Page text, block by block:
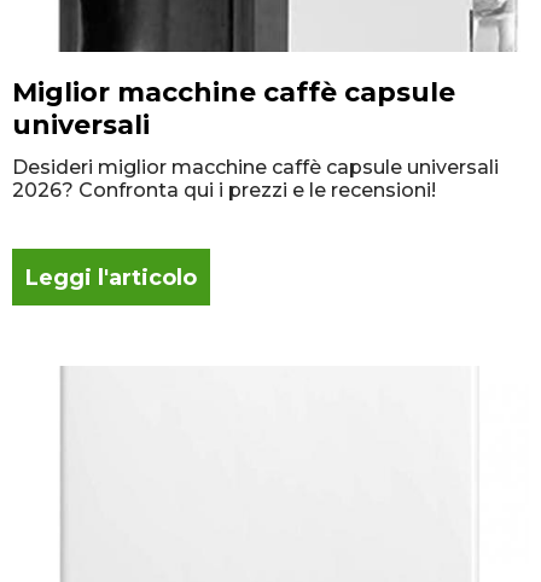
Miglior macchine caffè capsule
universali
Desideri miglior macchine caffè capsule universali
2026? Confronta qui i prezzi e le recensioni!
Leggi l'articolo